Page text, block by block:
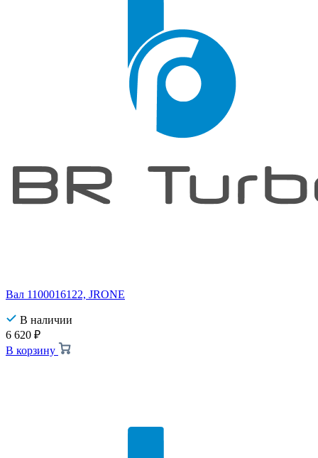
Вал 1100016122, JRONE
В наличии
6 620 ₽
В корзину